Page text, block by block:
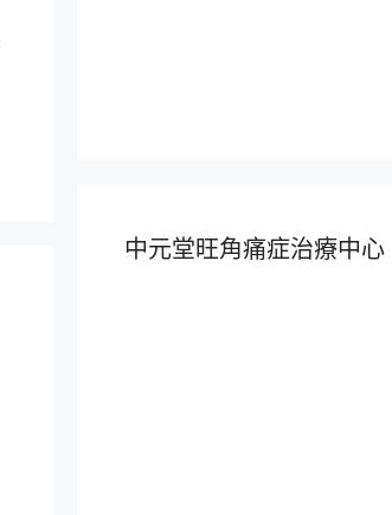
中元堂旺角痛症治療中心